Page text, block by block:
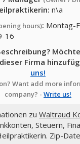
: n\a
hours): Montag-
16
Firma
uns!
Want add more
company? - Write us!
zu Waltraud
Steuern,
Zip-